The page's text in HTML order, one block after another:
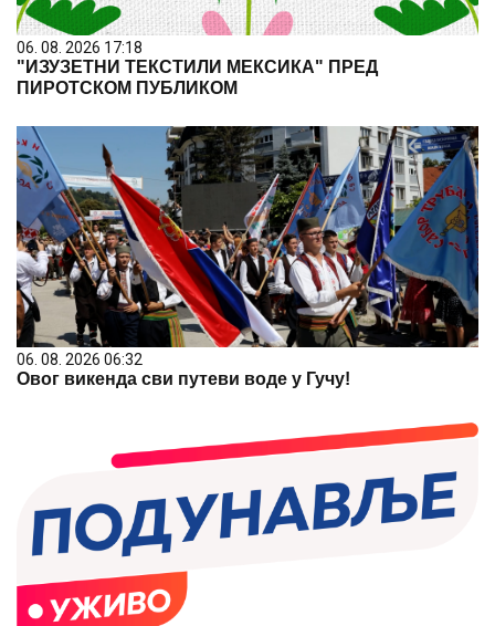
06. 08. 2026 17:18
"ИЗУЗЕТНИ ТЕКСТИЛИ МЕКСИКА" ПРЕД
ПИРОТСКОМ ПУБЛИКОМ
06. 08. 2026 06:32
Овог викенда сви путеви воде у Гучу!